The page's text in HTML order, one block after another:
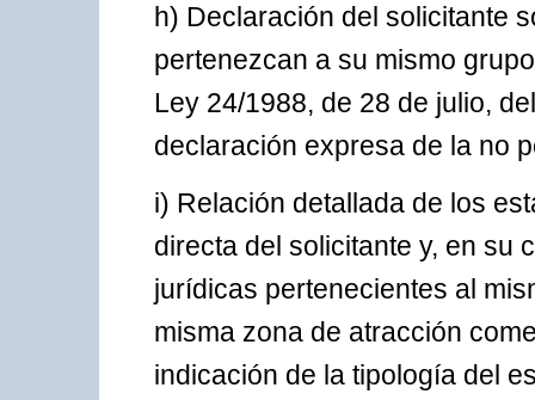
h) Declaración del solicitante
pertenezcan a su mismo
Ley 24/1988, de 28 de julio,
declaración expresa de la no
i) Relación detallada de los
directa del solicitante y, en su
jurídicas pertenecientes al
misma zona de atracción
indicación de la tipología del